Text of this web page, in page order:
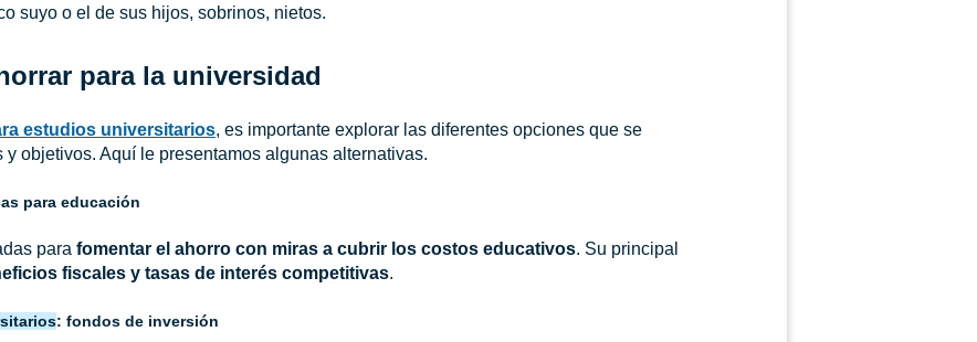
suyo o el de sus hijos, sobrinos, nietos.
para la universidad
estudios universitarios, es importante explorar las diferentes opciones que se
objetivos. Aquí le presentamos algunas alternativas.
para educación
para fomentar el ahorro con miras a cubrir los costos educativos. Su principal
fiscales y tasas de interés competitivas.
: fondos de inversión